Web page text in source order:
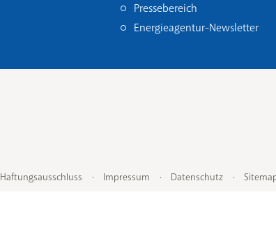
Pressebereich
Energieagentur-Newsletter
Haftungsausschluss Impressum Datenschutz